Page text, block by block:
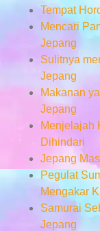
Tempat
Mencari
Jepang
Sulitnya
Jepang
Makanan
Jepang
Menjelajah
Dihindari
Jepang
Pegulat
Mengakar
Samurai
Jepang